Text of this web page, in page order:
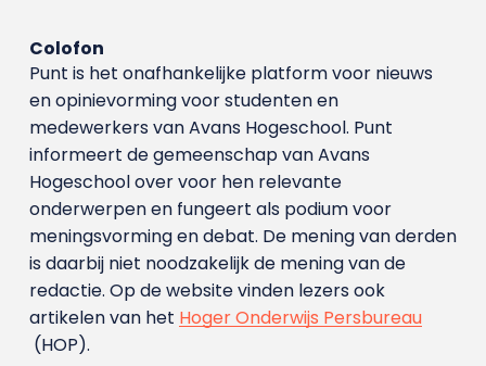
Colofon
Punt is het onafhankelijke platform voor nieuws
en opinievorming voor studenten en
medewerkers van Avans Hoge­school. Punt
informeert de gemeenschap van Avans
Hogeschool over voor hen relevante
onderwerpen en fungeert als podium voor
meningsvorming en debat. De mening van derden
is daarbij niet noodzakelijk de mening van de
redactie. Op de website vinden lezers ook
artikelen van het Hoger Onderwijs Persbureau
(HOP).